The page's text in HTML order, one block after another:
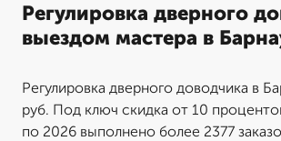
Регулировка дверного
выездом мастера в
Регулировка дверного доводчика в
руб. Под ключ скидка от 10
по 2026 выполнено более 2377